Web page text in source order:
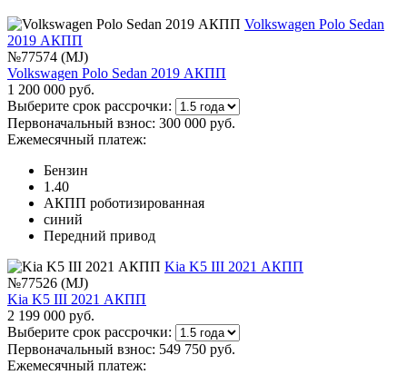
Volkswagen Polo Sedan
2019 АКПП
№77574 (MJ)
Volkswagen Polo Sedan 2019 АКПП
1 200 000 руб.
Выберите срок рассрочки:
Первоначальный взнос: 300 000 руб.
Ежемесячный платеж:
Бензин
1.40
АКПП роботизированная
синий
Передний привод
Kia K5 III 2021 АКПП
№77526 (MJ)
Kia K5 III 2021 АКПП
2 199 000 руб.
Выберите срок рассрочки:
Первоначальный взнос: 549 750 руб.
Ежемесячный платеж: